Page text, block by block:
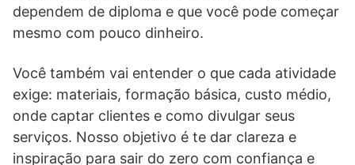
dependem de diploma e que você pode começar
mesmo com pouco dinheiro.
Você também vai entender o que cada atividade
exige: materiais, formação básica, custo médio,
onde captar clientes e como divulgar seus
serviços. Nosso objetivo é te dar clareza e
inspiração para sair do zero com confiança e